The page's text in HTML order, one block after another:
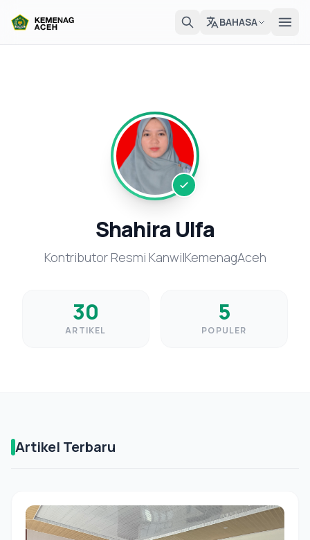
BAHASA
Shahira Ulfa
Kontributor Resmi KanwilKemenagAceh
30
ARTIKEL
5
POPULER
Artikel Terbaru